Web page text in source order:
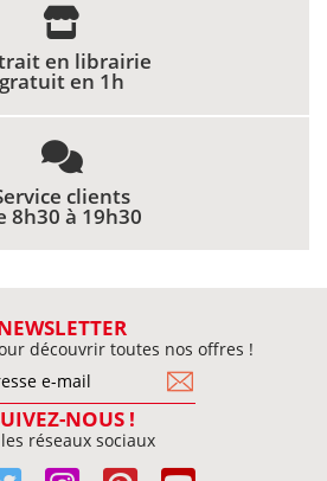
en librairie
gratuit en 1h
clients
8h30 à 19h30
découvrir toutes nos offres !
NOUS !
réseaux sociaux